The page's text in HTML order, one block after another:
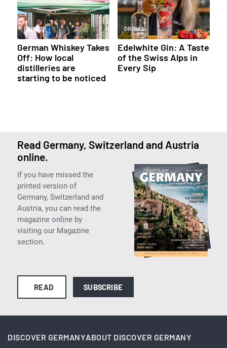
DRINKS
German Whiskey Takes
Off: How local
distilleries are
starting to be noticed
DRINKS
Edelwhite Gin: A Taste
of the Swiss Alps in
Every Sip
Read Germany, Switzerland and Austria
online.
If you have missed the
printed version of
Germany, Switzerland and
Austria, you can read the
magazine online by
visiting our Magazine
section.
READ SUBSCRIBE
DISCOVER GERMANYABOUT DISCOVER GERMANY